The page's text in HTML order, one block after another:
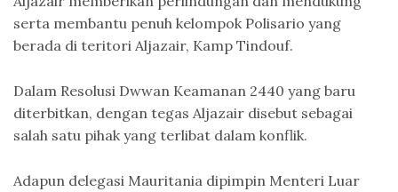
serta membantu penuh kelompok Polisario yang
berada di teritori Aljazair, Kamp Tindouf.
Dalam Resolusi Dwwan Keamanan 2440 yang baru
diterbitkan, dengan tegas Aljazair disebut sebagai
salah satu pihak yang terlibat dalam konflik.
Adapun delegasi Mauritania dipimpin Menteri Luar